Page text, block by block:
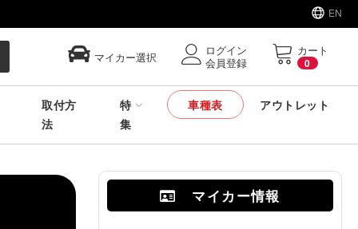
EN
カート
0
ログイン
会員登録
マイカー選択
取付方
法
特
集
車種表 アウトレット
マイカー情報